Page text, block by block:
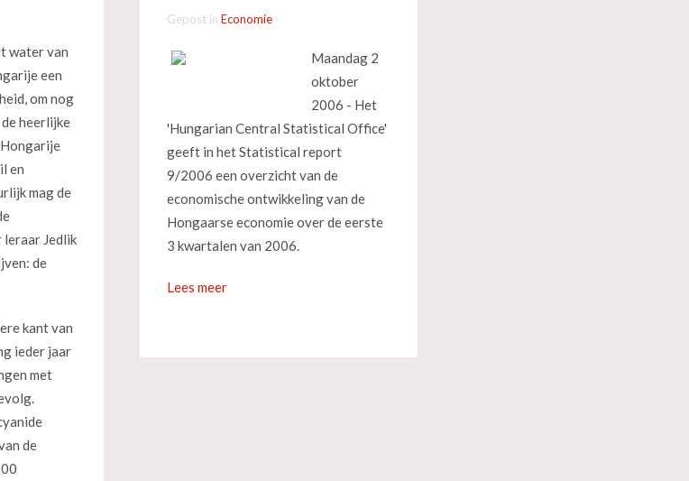
water van
een
om nog
heerlijke
en
mag de
Jedlik
de
kant van
ieder jaar
met
de
Gepost inEconomie
Maandag 2
oktober
2006 - Het
'Hungarian Central Statistical Office'
geeft in het Statistical report
9/2006 een overzicht van de
economische ontwikkeling van de
Hongaarse economie over de eerste
3 kwartalen van 2006.
Lees meer